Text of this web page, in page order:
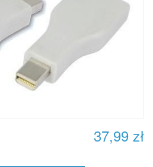
37,99 zł